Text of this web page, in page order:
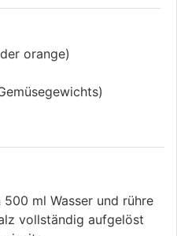
orange)
ml Wasser und rühre
vollständig aufgelöst